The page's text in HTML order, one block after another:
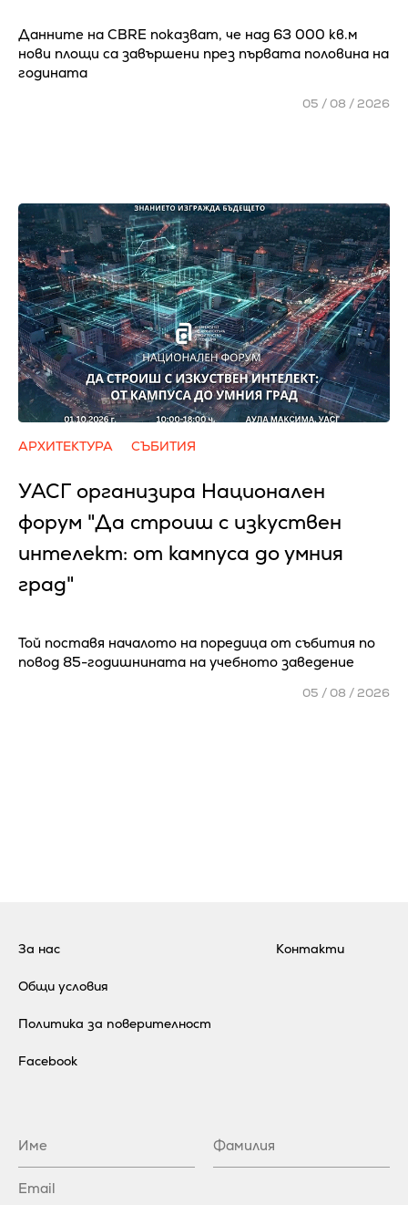
Данните на CBRE показват, че над 63 000 кв.м
нови площи са завършени през първата половина на
годината
05 / 08 / 2026
АРХИТЕКТУРА СЪБИТИЯ
УАСГ организира Национален
форум "Да строиш с изкуствен
интелект: от кампуса до умния
град"
Той поставя началото на поредица от събития по
повод 85-годишнината на учебното заведение
05 / 08 / 2026
За нас
Общи условия
Политика за поверителност
Контакти
Facebook